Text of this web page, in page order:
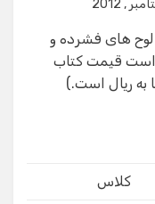
های فشرده و
قیمت کتاب
به ریال است.)
کلاس